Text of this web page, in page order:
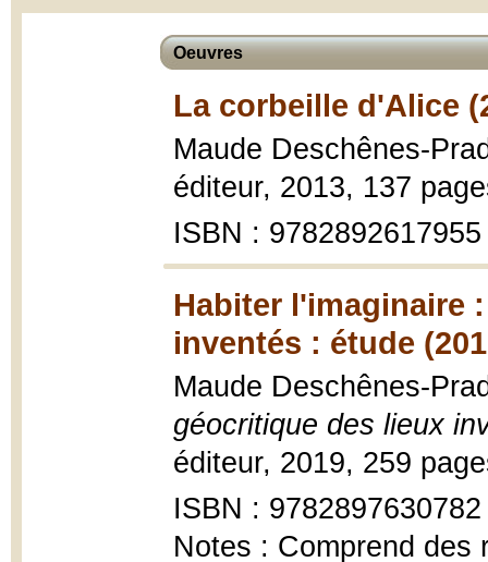
Oeuvres
La corbeille d'Alice
Maude Deschênes-
éditeur, 2013, 137
ISBN : 9782892617955
Habiter l'imaginaire
inventés : étude
Maude Deschênes-
géocritique des lieux
éditeur, 2019, 259
ISBN : 9782897630782
Notes : Comprend des